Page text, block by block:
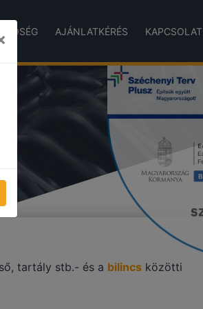
AJÁNLATKÉRÉS KAPCSOLAT
tartály stb.- és a bilincs közötti